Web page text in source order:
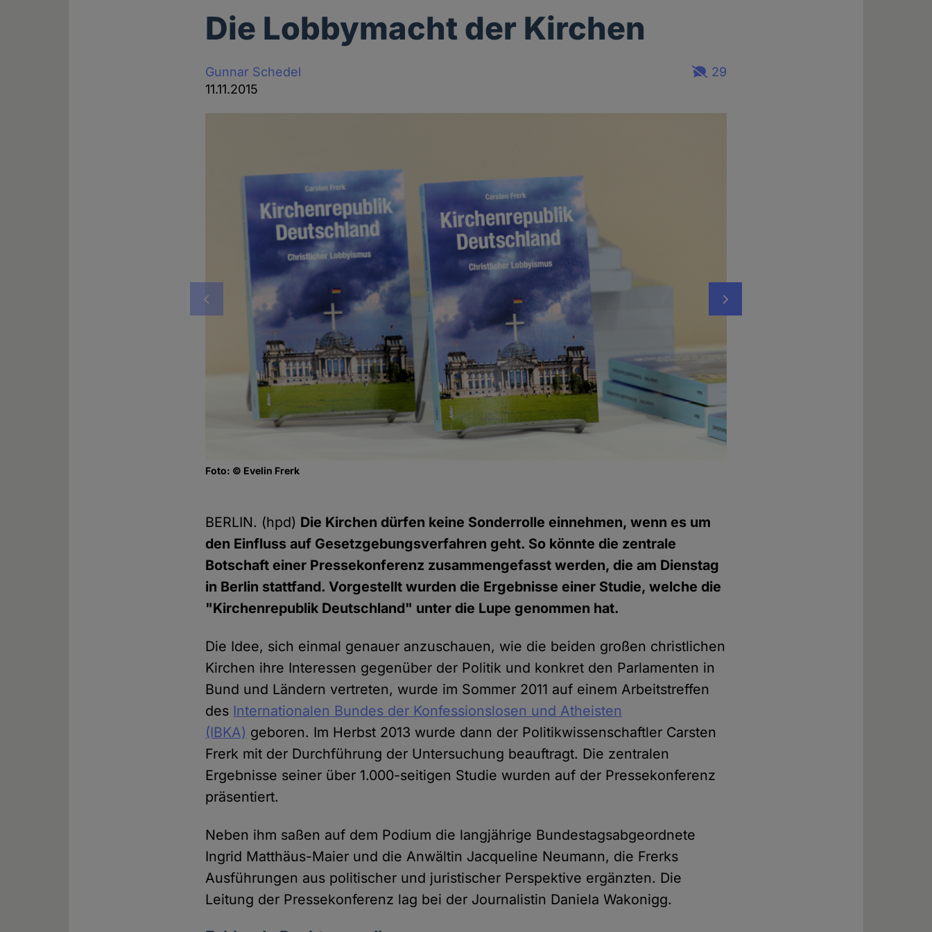
Die Lobbymacht der Kirchen
Gunnar Schedel
11.11.2015
29
Vorheriges
Foto: © Evelin Frerk
BERLIN. (hpd) Die Kirchen dürfen keine Sonderrolle einnehmen, wenn es um
den Einfluss auf Gesetzgebungsverfahren geht. So könnte die zentrale
Botschaft einer Pressekonferenz zusammengefasst werden, die am Dienstag
in Berlin stattfand. Vorgestellt wurden die Ergebnisse einer Studie, welche die
"Kirchenrepublik Deutschland" unter die Lupe genommen hat.
Die Idee, sich einmal genauer anzuschauen, wie die beiden großen christlichen
Kirchen ihre Interessen gegenüber der Politik und konkret den Parlamenten in
Bund und Ländern vertreten, wurde im Sommer 2011 auf einem Arbeitstreffen
des Internationalen Bundes der Konfessionslosen und Atheisten
(IBKA) geboren. Im Herbst 2013 wurde dann der Politikwissenschaftler Carsten
Frerk mit der Durchführung der Untersuchung beauftragt. Die zentralen
Ergebnisse seiner über 1.000-seitigen Studie wurden auf der Pressekonferenz
präsentiert.
Neben ihm saßen auf dem Podium die langjährige Bundestagsabgeordnete
Ingrid Matthäus-Maier und die Anwältin Jacqueline Neumann, die Frerks
Ausführungen aus politischer und juristischer Perspektive ergänzten. Die
Leitung der Pressekonferenz lag bei der Journalistin Daniela Wakonigg.